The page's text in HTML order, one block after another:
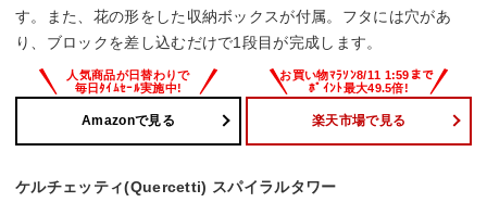
す。また、花の形をした収納ボックスが付属。フタには穴があ
り、ブロックを差し込むだけで1段目が完成します。
Amazonで見る 楽天市場で見る
ケルチェッティ(Quercetti) スパイラルタワー